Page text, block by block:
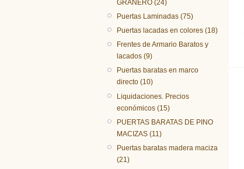
GRANERO (24)
Puertas Laminadas (75)
Puertas lacadas en colores (18)
Frentes de Armario Baratos y
lacados (9)
Puertas baratas en marco
directo (10)
Liquidaciones. Precios
económicos (15)
PUERTAS BARATAS DE PINO
MACIZAS (11)
Puertas baratas madera maciza
(21)